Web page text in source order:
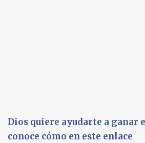
Dios quiere ayudarte a ganar
conoce cómo en este enlace